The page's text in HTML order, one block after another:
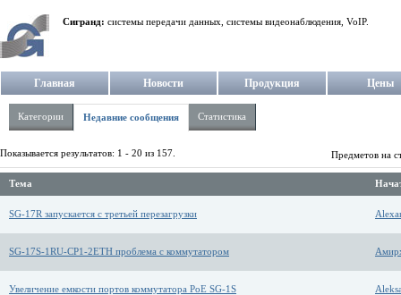
Сигранд: системы передачи данных, системы видеонаблюдения, VoIP.
Главная Новости Продукция Цены
Категории Недавние сообщения Статистика
Показывается результатов: 1 - 20 из 157. Предметов на
Тема
SG-17R запускается с третьей перезагрузки
SG-17S-1RU-CP1-2ETH проблема с коммутатором
Увеличение емкости портов коммутатора PoE SG-1S